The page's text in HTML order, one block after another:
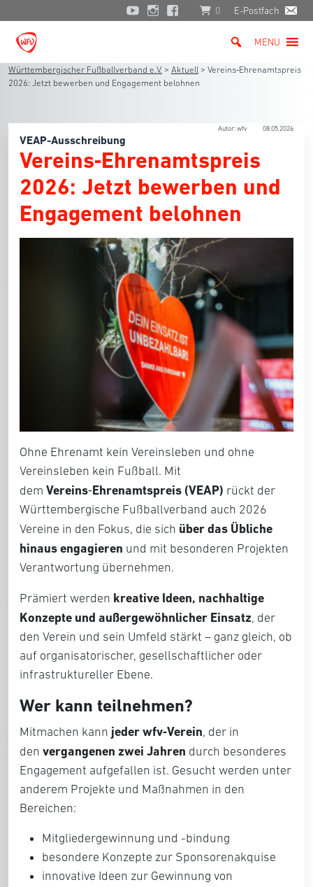
0 E-Postfach
MENU
Württembergischer Fußballverband e.V. > Aktuell > Vereins‑Ehrenamtspreis
2026: Jetzt bewerben und Engagement belohnen
Autor: wfv 08.05.2026
VEAP-Ausschreibung
Vereins‑Ehrenamtspreis
2026: Jetzt bewerben und
Engagement belohnen
Ohne Ehrenamt kein Vereinsleben und ohne
Vereinsleben kein Fußball. Mit
dem Vereins‑Ehrenamtspreis (VEAP) rückt der
Württembergische Fußballverband auch 2026
Vereine in den Fokus, die sich über das Übliche
hinaus engagieren und mit besonderen Projekten
Verantwortung übernehmen.
Prämiert werden kreative Ideen, nachhaltige
Konzepte und außergewöhnlicher Einsatz, der
den Verein und sein Umfeld stärkt – ganz gleich, ob
auf organisatorischer, gesellschaftlicher oder
infrastruktureller Ebene.
Wer kann teilnehmen?
Mitmachen kann jeder wfv‑Verein, der in
den vergangenen zwei Jahren durch besonderes
Engagement aufgefallen ist. Gesucht werden unter
anderem Projekte und Maßnahmen in den
Bereichen:
Mitgliedergewinnung und -bindung
besondere Konzepte zur Sponsorenakquise
innovative Ideen zur Gewinnung von